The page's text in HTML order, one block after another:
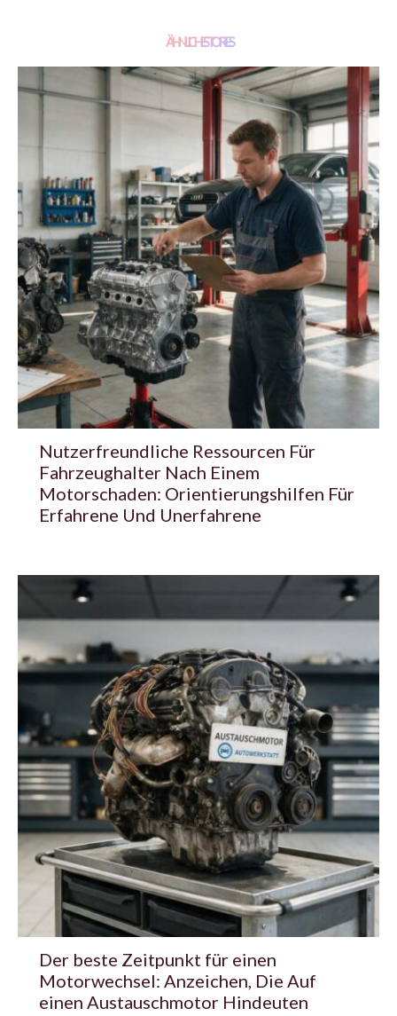
ÄHNLICHE STORIES
Nutzerfreundliche Ressourcen Für
Fahrzeughalter Nach Einem
Motorschaden: Orientierungshilfen Für
Erfahrene Und Unerfahrene
Der beste Zeitpunkt für einen
Motorwechsel: Anzeichen, Die Auf
einen Austauschmotor Hindeuten